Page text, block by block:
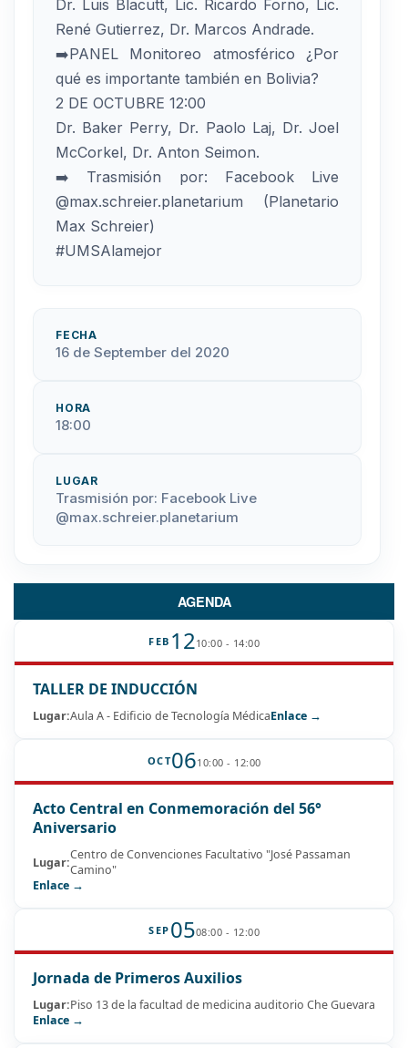
Dr. Luis Blacutt, Lic. Ricardo Forno, Lic.
René Gutierrez, Dr. Marcos Andrade.
➡️PANEL Monitoreo atmosférico ¿Por
qué es importante también en Bolivia?
2 DE OCTUBRE 12:00
Dr. Baker Perry, Dr. Paolo Laj, Dr. Joel
McCorkel, Dr. Anton Seimon.
➡️ Trasmisión por: Facebook Live
@max.schreier.planetarium (Planetario
Max Schreier)
#UMSAlamejor
FECHA
16 de September del 2020
HORA
18:00
LUGAR
Trasmisión por: Facebook Live
@max.schreier.planetarium
AGENDA
FEB 1210:00 - 14:00
TALLER DE INDUCCIÓN
Lugar:Aula A - Edificio de Tecnología MédicaEnlace →
OCT0610:00 - 12:00
Acto Central en Conmemoración del 56°
Aniversario
Lugar:Centro de Convenciones Facultativo "José Passaman
Camino"
Enlace →
SEP 0508:00 - 12:00
Jornada de Primeros Auxilios
Lugar:Piso 13 de la facultad de medicina auditorio Che Guevara
Enlace →